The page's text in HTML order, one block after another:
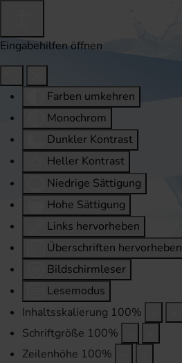
Eingabehilfen öffnen
Farben umkehren
Monochrom
Dunkler Kontrast
Heller Kontrast
Niedrige Sättigung
Hohe Sättigung
Links hervorheben
Überschriften hervorheben
Bildschirmleser
Lesemodus
Inhaltsskalierung 100%
Schriftgröße 100%
Zeilenhöhe 100%